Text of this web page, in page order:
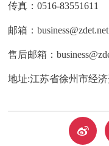
传真：0516-83551611
邮箱：business@zdet.net
售后邮箱：
地址:江苏省徐州市经